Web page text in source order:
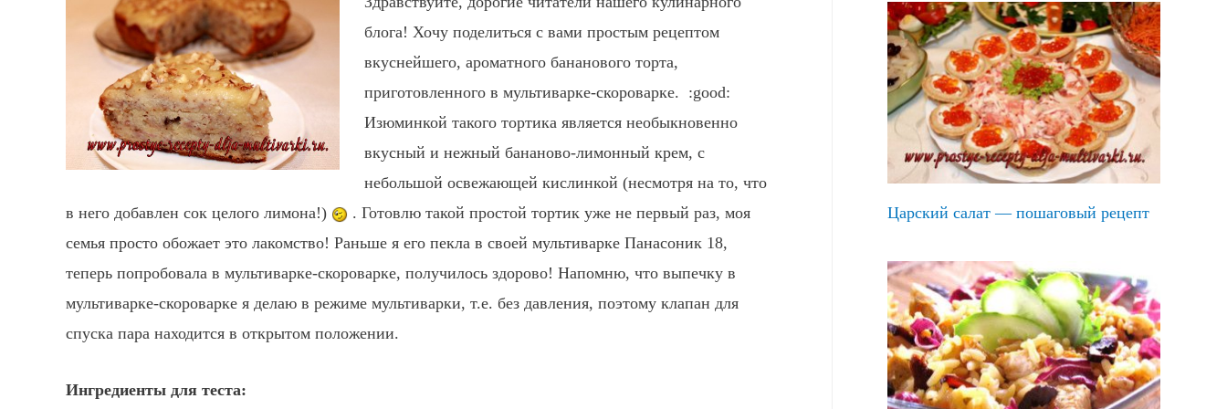
блога! Хочу поделиться с вами простым рецептом
вкуснейшего, ароматного бананового торта,
приготовленного в мультиварке-скороварке. :good:
Изюминкой такого тортика является необыкновенно
вкусный и нежный бананово-лимонный крем, с
небольшой освежающей кислинкой (несмотря на то, что
в него добавлен сок целого лимона!)
. Готовлю такой простой тортик уже не первый раз, моя
семья просто обожает это лакомство! Раньше я его пекла в своей мультиварке Панасоник 18,
теперь попробовала в мультиварке-скороварке, получилось здорово! Напомню, что выпечку в
мультиварке-скороварке я делаю в режиме мультиварки, т.е. без давления, поэтому клапан для
спуска пара находится в открытом положении.
Ингредиенты для теста:
Царский салат — пошаговый рецепт